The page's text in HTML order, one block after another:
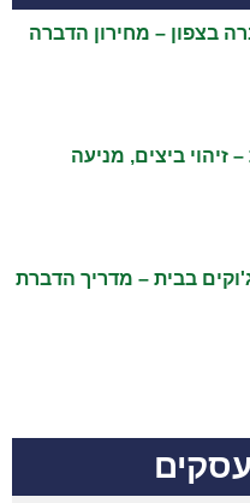
בצפון – מחירון הדברה
זיהוי ביצים, מניעה
בבית – מדריך הדברת